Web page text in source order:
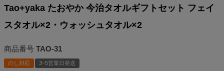
Tao+yaka たおやか 今治タオルギフトセット フェイ
スタオル×2・ウォッシュタオル×2
商品番号 TAO-31
のし対応 3~5営業日発送